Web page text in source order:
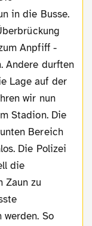
in die Busse.
Anpfiff -
Andere durften
Lage auf der
wir nun
Stadion. Die
Bereich
Die Polizei
die
Zaun zu
So